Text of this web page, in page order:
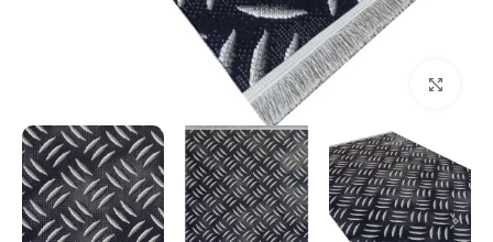
بزرگنمایی تصویر